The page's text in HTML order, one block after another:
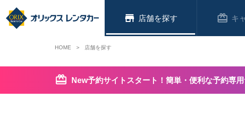
店舗 キ
New予約サイトスタート！簡単・便利な予約専
HOME 店舗を探す